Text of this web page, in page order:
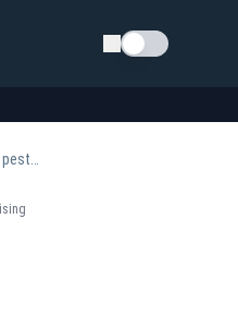
Schimba tema